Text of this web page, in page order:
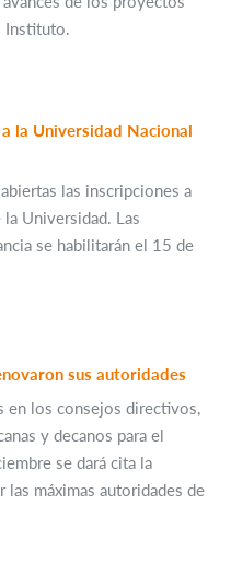
Instituto.
la Universidad Nacional
las inscripciones a
Universidad. Las
se habilitarán el 15 de
sus autoridades
en los consejos directivos,
y decanos para el
se dará cita la
las máximas autoridades de